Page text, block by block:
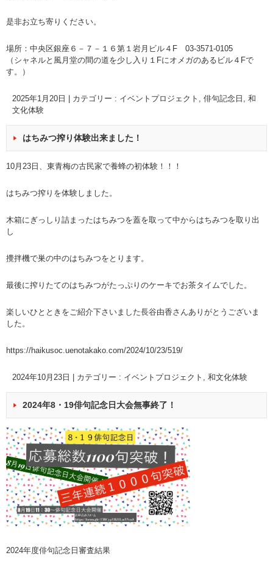
是非お立ち寄りください。
場所：中央区銀座６－７－１６第１岩月ビル４F 03-3571-0105
（シャネルと風月堂の間の道を少し入り１Fにオメガのあるビル４Fで
す。）
2025年1月20日 カテゴリー : イベントプロジェクト , 俳句記念日 , 和
文化体験
はちみつ搾り体験出来ました！
10月23日、東青梅の古民家で養蜂の初体験！！！
はちみつ搾りを体験しました。
木箱にぎっしり詰まったはちみつを蓋を取って中からはちみつを取り出
し
攪拌機で巣の中のはちみつをとります。
最後に搾りたてのはちみつがたっぷりのケーキでお茶タイムでした。
楽しいひとときをご紹介下さいました長谷由香さんありがとうございま
した。
https://haikusoc.uenotakako.com/2024/10/23/519/
2024年10月23日 カテゴリー : イベントプロジェクト , 和文化体験
2024年8・19俳句記念日大会無事終了！
2024年度俳句記念日審査結果